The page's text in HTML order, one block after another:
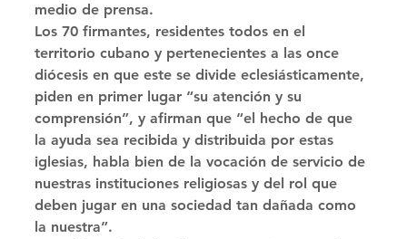
medio de prensa.
Los 70 firmantes, residentes todos en el
territorio cubano y pertenecientes a las once
diócesis en que este se divide eclesiásticamente,
piden en primer lugar “su atención y su
comprensión”, y afirman que “el hecho de que
la ayuda sea recibida y distribuida por estas
iglesias, habla bien de la vocación de servicio de
nuestras instituciones religiosas y del rol que
deben jugar en una sociedad tan dañada como
la nuestra”.